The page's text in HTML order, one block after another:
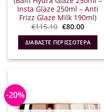
Insta Glaze 250ml – Anti
Frizz Glaze Milk 190ml)
€115.10 Original
was:
€115.10.
€80.00Η
τιμή
είναι:
€80.00.
ΔΙΑΒΆΣΤΕ ΠΕΡΙΣΣΌΤΕΡΑ
-20%